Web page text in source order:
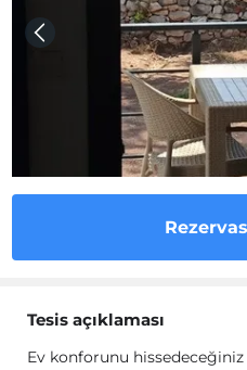
Tesis açıklaması
Ev konforunu